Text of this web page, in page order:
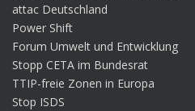
attac Deutschland
Power Shift
Forum Umwelt und Entwicklung
Stopp CETA im Bundesrat
TTIP-freie Zonen in Europa
Stop ISDS